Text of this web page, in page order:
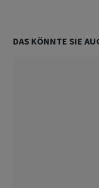
DAS KÖNNTE SIE